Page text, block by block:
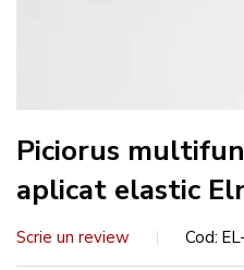
Piciorus
aplicat elastic
Scrie un review Cod